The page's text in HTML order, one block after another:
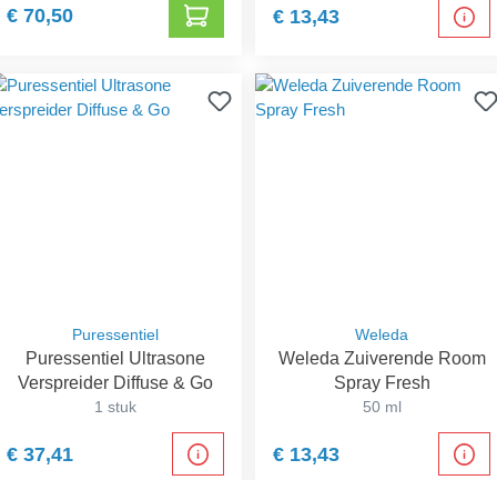
€ 70,50 € 13,43
Puressentiel
Puressentiel Ultrasone
Verspreider Diffuse & Go
1 stuk
€ 37,41
Weleda
Weleda Zuiverende Room
Spray Fresh
50 ml
€ 13,43